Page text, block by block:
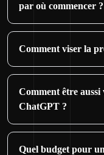
par où commencer ?
Comment viser la
Comment être aussi
ChatGPT ?
Quel budget pour